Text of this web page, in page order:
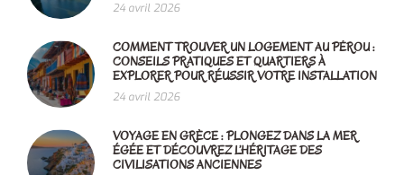
24 avril 2026
COMMENT TROUVER UN LOGEMENT AU PÉROU :
CONSEILS PRATIQUES ET QUARTIERS À
EXPLORER POUR RÉUSSIR VOTRE INSTALLATION
24 avril 2026
VOYAGE EN GRÈCE : PLONGEZ DANS LA MER
ÉGÉE ET DÉCOUVREZ L’HÉRITAGE DES
CIVILISATIONS ANCIENNES